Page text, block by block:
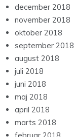
december 2018
november 2018
oktober 2018
september 2018
august 2018
juli 2018
juni 2018
maj 2018
april 2018
marts 2018